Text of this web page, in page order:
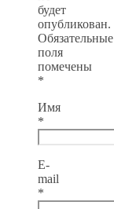
будет
опубликован.
Обязательные
поля
помечены
*
Имя
*
E-
mail
*